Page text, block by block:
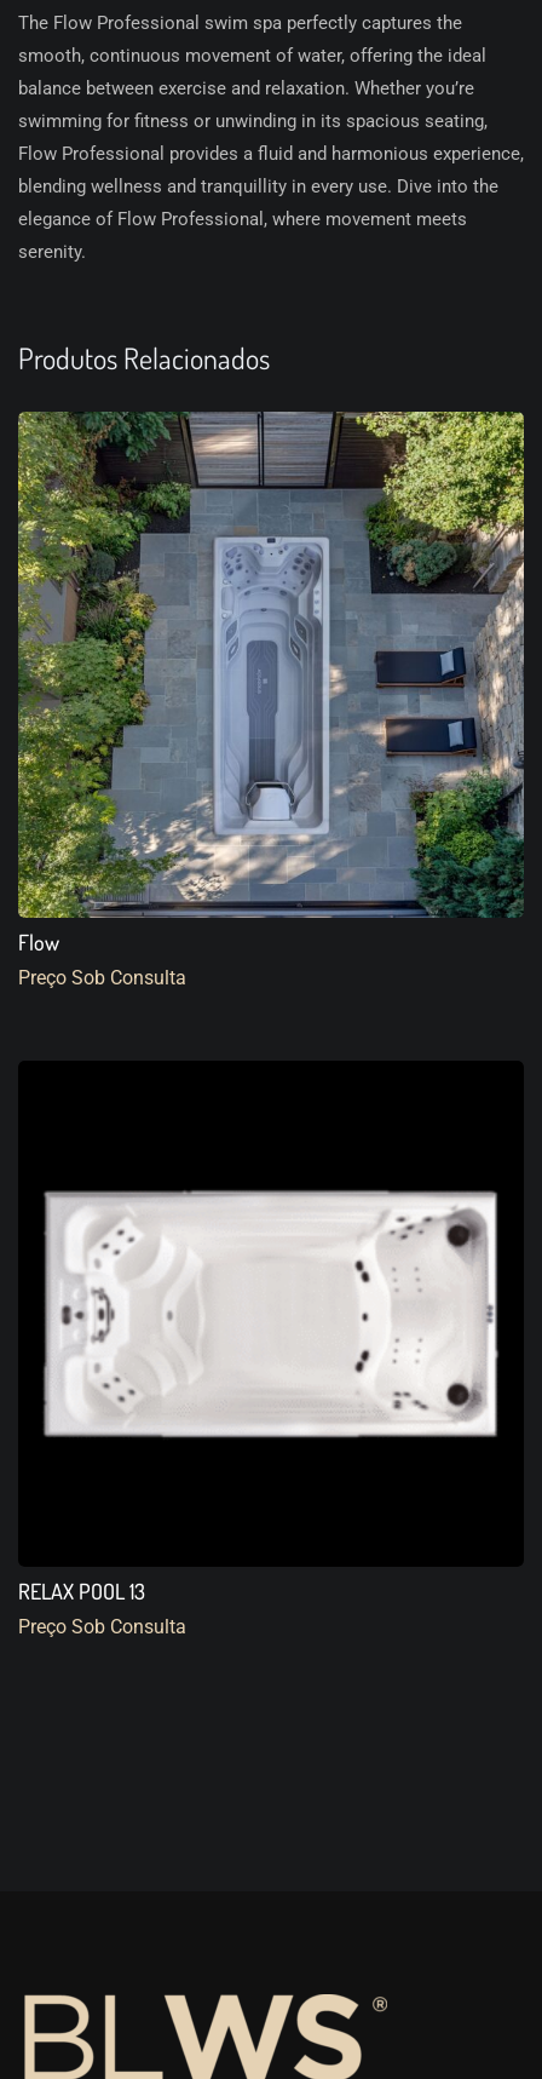
The Flow Professional swim spa perfectly captures the
smooth, continuous movement of water, offering the ideal
balance between exercise and relaxation. Whether you’re
swimming for fitness or unwinding in its spacious seating,
Flow Professional provides a fluid and harmonious experience,
blending wellness and tranquillity in every use. Dive into the
elegance of Flow Professional, where movement meets
serenity.
Produtos Relacionados
Flow
Preço Sob Consulta
RELAX POOL 13
Preço Sob Consulta